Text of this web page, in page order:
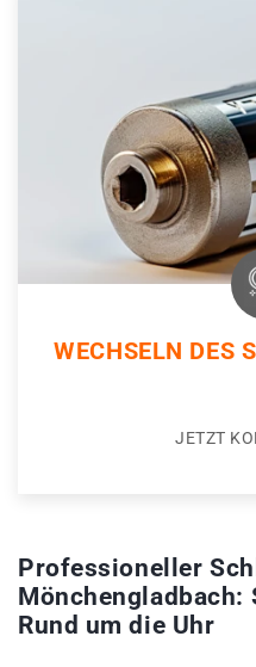
WECHSELN DES
JETZT
Professioneller
Mönchengladbach:
Rund um die Uhr